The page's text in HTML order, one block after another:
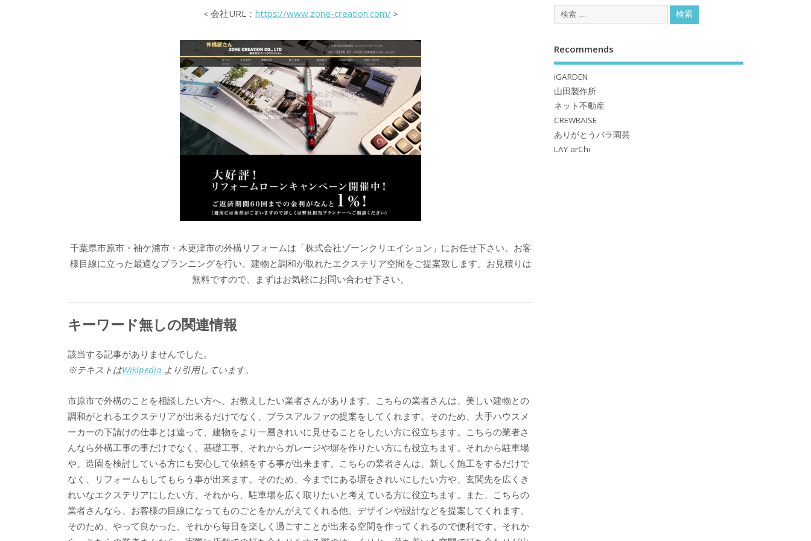
＜会社URL： https://www.zone-creation.com/＞
千葉県市原市・袖ケ浦市・木更津市の外構リフォームは「株式会社ゾーンクリエイション」にお任せ下さい。お客
様目線に立った最適なプランニングを行い、建物と調和が取れたエクステリア空間をご提案致します。お見積りは
無料ですので、まずはお気軽にお問い合わせ下さい。
キーワード無しの関連情報
該当する記事がありませんでした。
※テキストはWikipedia より引用しています。
市原市で外構のことを相談したい方へ、お教えしたい業者さんがあります。こちらの業者さんは、美しい建物との
調和がとれるエクステリアが出来るだけでなく、プラスアルファの提案をしてくれます。そのため、大手ハウスメ
ーカーの下請けの仕事とは違って、建物をより一層きれいに見せることをしたい方に役立ちます。こちらの業者さ
んなら外構工事の事だけでなく、基礎工事、それからガレージや塀を作りたい方にも役立ちます。それから駐車場
や、造園を検討している方にも安心して依頼をする事が出来ます。こちらの業者さんは、新しく施工をするだけで
なく、リフォームもしてもらう事が出来ます。そのため、今までにある塀をきれいにしたい方や、玄関先を広くき
れいなエクステリアにしたい方、それから、駐車場を広く取りたいと考えている方に役立ちます。また、こちらの
業者さんなら、お客様の目線になってものごとをかんがえてくれる他、デザインや設計などを提案してくれます。
そのため、やって良かった、それから毎日を楽しく過ごすことが出来る空間を作ってくれるので便利です。それか
Recommends
iGARDEN
山田製作所
ネット不動産
CREWRAISE
ありがとうバラ園芸
LAY arChi